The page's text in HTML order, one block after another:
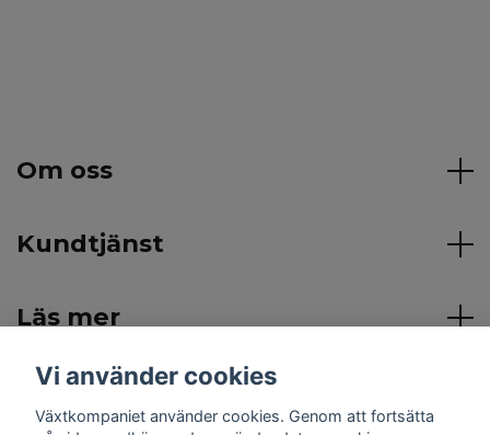
Om oss
Kundtjänst
Läs mer
Sociala medier
Vi använder cookies
Växtkompaniet använder cookies. Genom att fortsätta